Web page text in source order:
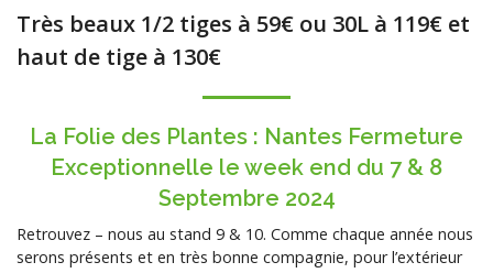
Très beaux 1/2 tiges à 59€ ou 30L à 119€ et
haut de tige à 130€
La Folie des Plantes : Nantes Fermeture
Exceptionnelle le week end du 7 & 8
Septembre 2024
Retrouvez – nous au stand 9 & 10. Comme chaque année nous
serons présents et en très bonne compagnie, pour l’extérieur